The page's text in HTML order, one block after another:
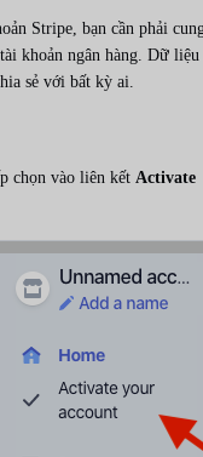
Stripe, bạn cần phải
khoản ngân hàng. Dữ liệu
sẻ với bất kỳ ai.
chọn vào liên kết Activate